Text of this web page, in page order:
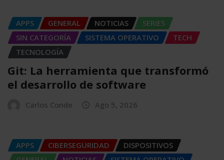
APPS GENERAL NOTICIAS
SERIES
SIN CATEGORÍA
SISTEMA OPERATIVO
TECH
TECNOLOGÍA
Git: La herramienta que transformó
el desarrollo de software
Carlos Conde Ago 5, 2026
APPS CIBERSEGURIDAD
DISPOSITIVOS